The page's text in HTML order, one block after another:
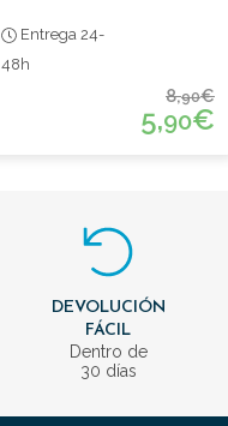
Celeste
Entrega 24-
48h
8,90€
5,90€
DEVOLUCIÓN
FÁCIL
Dentro de
30 días